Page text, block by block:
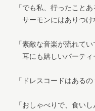
「でも私、行ったこと
サーモンにはありつけ
「素敵な音楽が流れてい
耳にも嬉しいパーティ
「ドレスコードはあるの
「おしゃべりで、食い